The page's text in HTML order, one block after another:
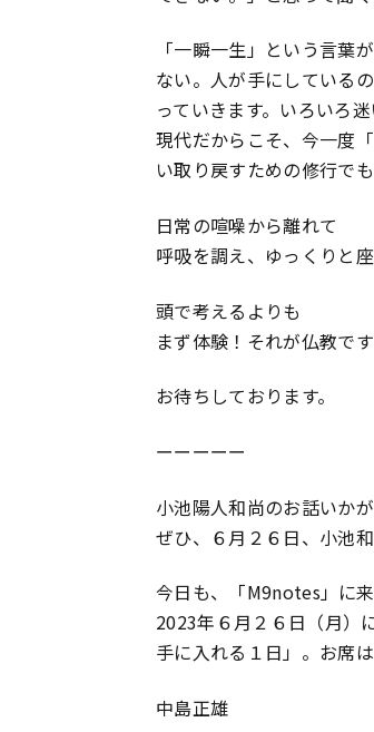
「一瞬一生」という言葉
ない。人が手にしている
っていきます。いろいろ
現代だからこそ、今一度
い取り戻すための修行でも
日常の喧噪から離れて
呼吸を調え、ゆっくりと
頭で考えるよりも
まず体験！それが仏教です
お待ちしております。
ーーーーー
小池陽人和尚のお話いかが
ぜひ、６月２６日、小池
今日も、「M9notes」に
2023年６月２６日（月）
手に入れる１日」。お席
中島正雄